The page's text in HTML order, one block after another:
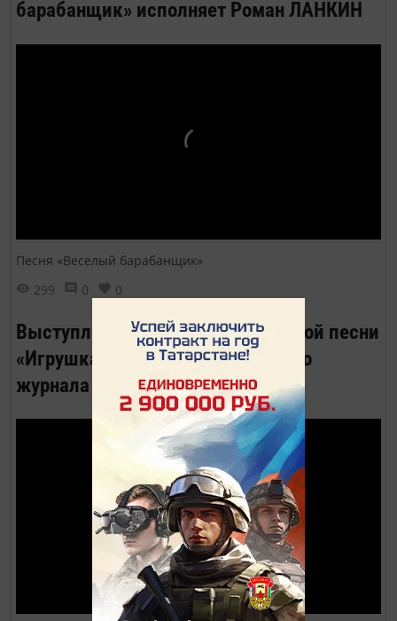
барабанщик» исполняет Роман ЛАНКИН
Песня «Веселый барабанщик»
299
0 0
Выступление ансамбля бардовской песни
«Игрушка» на презентации нашего
журнала